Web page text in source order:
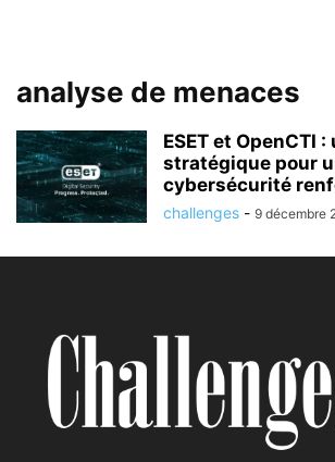
analyse de menaces
ESET et OpenCTI
stratégique pour
cybersécurité
challenges - 9 décembre